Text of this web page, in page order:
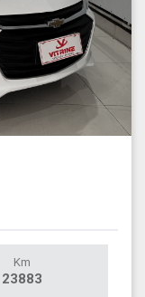
Km
23883